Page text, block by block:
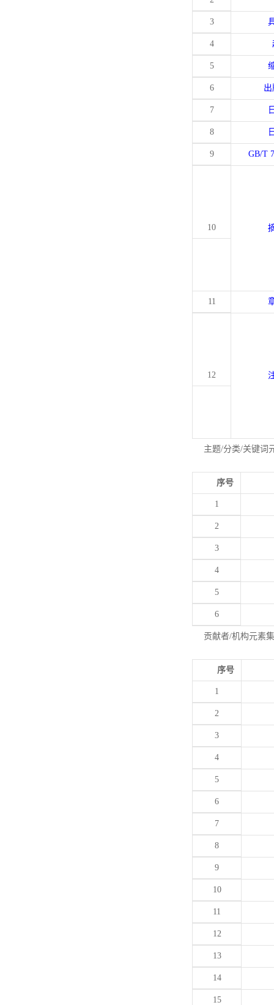
3
4
5
6
7
8
9 GB/T
10
11
12
主题/分类/关键词
序号
1
2
3
4
5
6
贡献者/机构元素
序号
1
2
3
4
5
6
7
8
9
10
11
12
13
14
15